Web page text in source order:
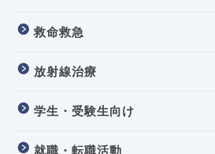
救命救急
放射線治療
学生・受験生向け
就職・転職活動